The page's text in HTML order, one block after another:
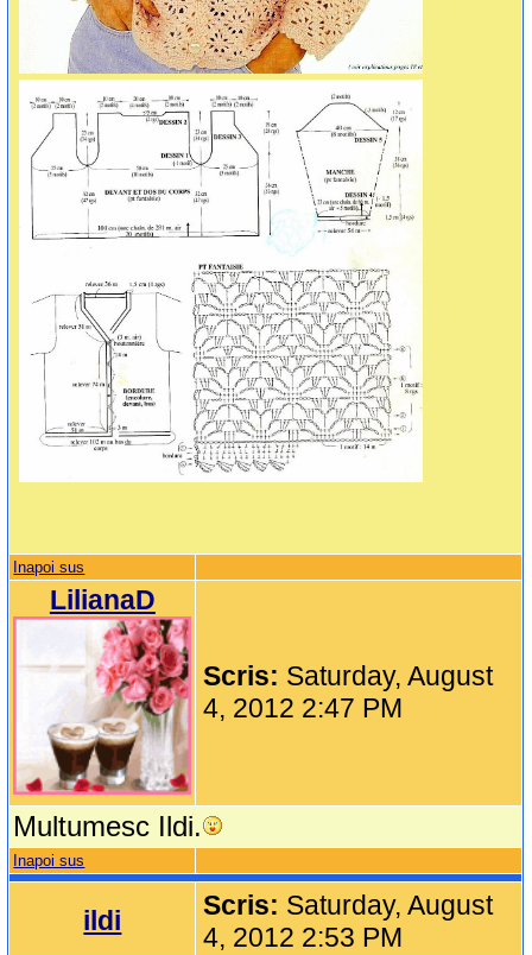
Inapoi sus
LilianaD
Scris: Saturday, August
4, 2012 2:47 PM
Multumesc Ildi.
Inapoi sus
ildi Scris: Saturday, August
4, 2012 2:53 PM